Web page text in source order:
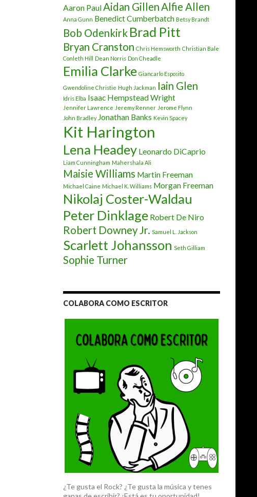
Aaron PaulAidan GillenAlfie Allen
Anna Gunn Benedict Cumberbatch Betsy Brandt
Bob Odenkirk Brad Pitt
Bryan Cranston Chris Hemsworth Christian Bale
Conleth Hill
Dean Norris Don Cheadle
Emilia Clarke Giancarlo Esposito
Gwendoline Christie Hugh Jackman Iain Glen
Idris Elba Isaac Hempstead Wright
Jennifer Lawrence Jeremy Renner Jerome Flynn
John Bradley Jonathan Banks Kevin Spacey
Kit Harington
Lena Headey Leonardo DiCaprio
Liam Cunningham Mahershala Ali
Maisie Williams Martin Freeman
Michael Caine Michael K. Williams Morgan Freeman
Nikolaj Coster-Waldau
Peter Dinklage Robert De Niro
Robert Downey Jr. Samuel L. Jackson
Scarlett Johansson Seth Gilliam
Sophie Turner
COLABORA COMO ESCRITOR
¿Te gusta el Rock? ¿Te gusta la música y tenes